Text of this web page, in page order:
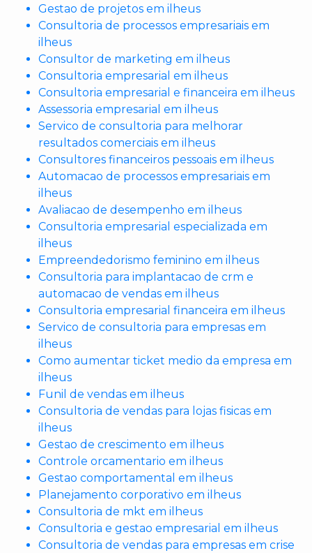
Gestao de projetos em ilheus
Consultoria de processos empresariais em
ilheus
Consultor de marketing em ilheus
Consultoria empresarial em ilheus
Consultoria empresarial e financeira em ilheus
Assessoria empresarial em ilheus
Servico de consultoria para melhorar
resultados comerciais em ilheus
Consultores financeiros pessoais em ilheus
Automacao de processos empresariais em
ilheus
Avaliacao de desempenho em ilheus
Consultoria empresarial especializada em
ilheus
Empreendedorismo feminino em ilheus
Consultoria para implantacao de crm e
automacao de vendas em ilheus
Consultoria empresarial financeira em ilheus
Servico de consultoria para empresas em
ilheus
Como aumentar ticket medio da empresa em
ilheus
Funil de vendas em ilheus
Consultoria de vendas para lojas fisicas em
ilheus
Gestao de crescimento em ilheus
Controle orcamentario em ilheus
Gestao comportamental em ilheus
Planejamento corporativo em ilheus
Consultoria de mkt em ilheus
Consultoria e gestao empresarial em ilheus
Consultoria de vendas para empresas em crise